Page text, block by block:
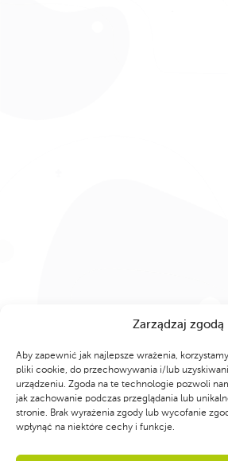
Zarządzaj zgodą
Aby zapewnić jak najlepsze wrażenia,
pliki cookie, do przechowywania i/lub
urządzeniu. Zgoda na te technologie pozwoli
jak zachowanie podczas przeglądania lub
stronie. Brak wyrażenia zgody lub wycofanie
wpłynąć na niektóre cechy i funkcje.